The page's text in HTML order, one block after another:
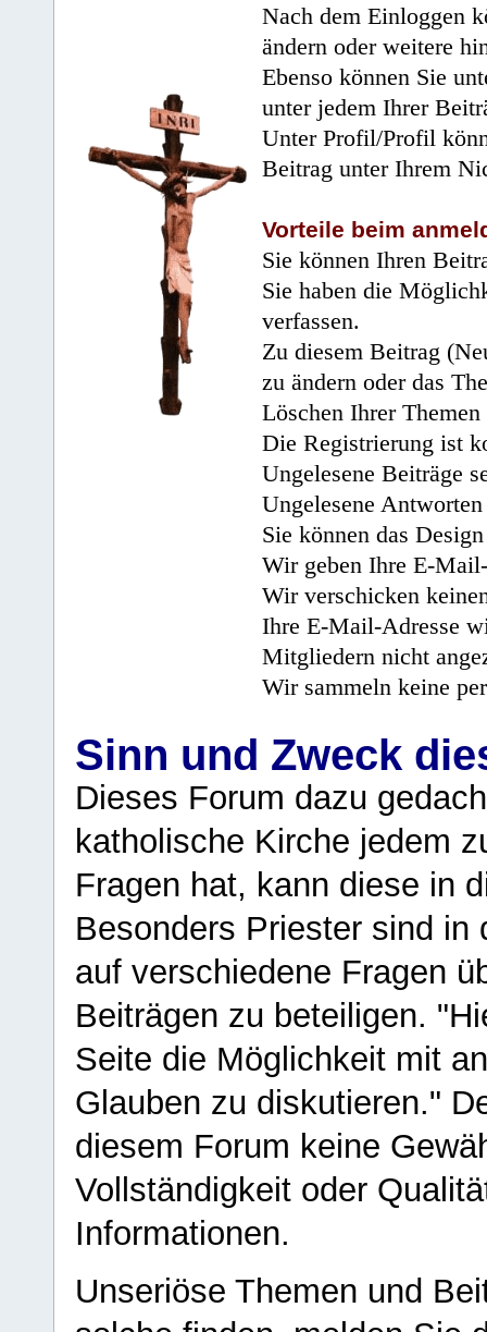
Nach dem Einloggen
ändern oder weitere
Ebenso können Sie
unter jedem Ihrer
Unter Profil/Profil
Beitrag unter Ihrem
Vorteile beim
Sie können Ihren
Sie haben die
verfassen.
Zu diesem Beitrag
zu ändern oder das
Löschen Ihrer
Die Registrierung ist
Ungelesene Beiträge
Ungelesene
Sie können das
Wir geben Ihre E-
Wir verschicken
Ihre E-Mail-Adresse
Mitgliedern nicht
Wir sammeln keine
Sinn und Zweck
Dieses Forum dazu
katholische Kirche jedem
Fragen hat, kann diese in
Besonders Priester sind in
auf verschiedene Fragen
Beiträgen zu beteiligen.
Seite die Möglichkeit mit
Glauben zu diskutieren."
diesem Forum keine
Vollständigkeit oder
Informationen.
Unseriöse Themen und